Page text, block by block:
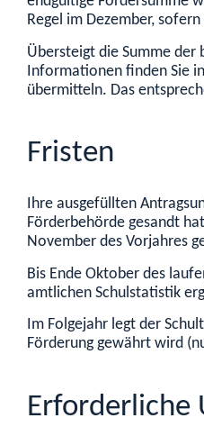
Regel im Dezember,
Übersteigt die Summe der
Informationen finden Sie
übermitteln. Das
Fristen
Ihre ausgefüllten
Förderbehörde gesandt
November des Vorjahres
Bis Ende Oktober des
amtlichen Schulstatistik
Im Folgejahr legt der
Förderung gewährt wird
Erforderliche